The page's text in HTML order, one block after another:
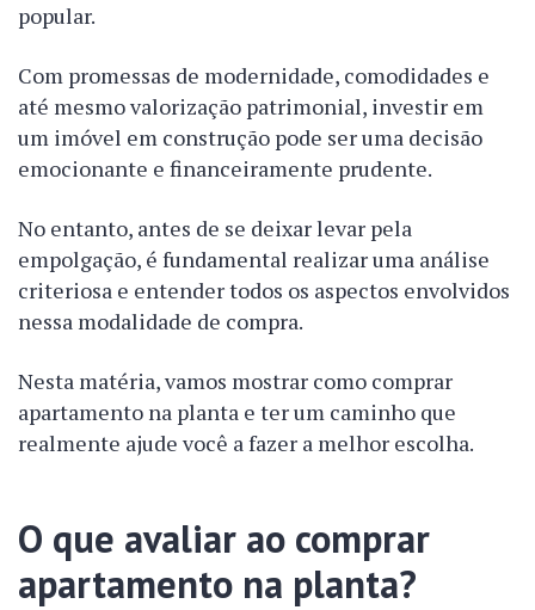
popular.
Com promessas de modernidade, comodidades e
até mesmo valorização patrimonial, investir em
um imóvel em construção pode ser uma decisão
emocionante e financeiramente prudente.
No entanto, antes de se deixar levar pela
empolgação, é fundamental realizar uma análise
criteriosa e entender todos os aspectos envolvidos
nessa modalidade de compra.
Nesta matéria, vamos mostrar como comprar
apartamento na planta e ter um caminho que
realmente ajude você a fazer a melhor escolha.
O que avaliar ao comprar
apartamento na planta?